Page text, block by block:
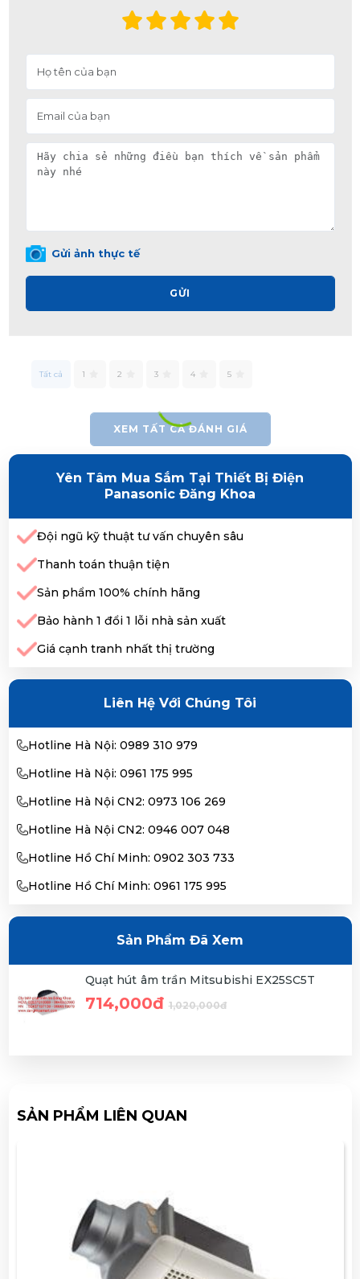
Gửi ảnh thực tế
GỬI
Tất cả 1 2 3 4 5
XEM TẤT CẢ ĐÁNH GIÁ
Yên Tâm Mua Sắm Tại Thiết Bị Điện
Panasonic Đăng Khoa
Đội ngũ kỹ thuật tư vấn chuyên sâu
Thanh toán thuận tiện
Sản phẩm 100% chính hãng
Bảo hành 1 đổi 1 lỗi nhà sản xuất
Giá cạnh tranh nhất thị trường
Liên Hệ Với Chúng Tôi
Hotline Hà Nội: 0989 310 979
Hotline Hà Nội: 0961 175 995
Hotline Hà Nội CN2: 0973 106 269
Hotline Hà Nội CN2: 0946 007 048
Hotline Hồ Chí Minh: 0902 303 733
Hotline Hồ Chí Minh: 0961 175 995
Sản Phẩm Đã Xem
Quạt hút âm trần Mitsubishi EX25SC5T
714,000đ 1,020,000đ
SẢN PHẨM LIÊN QUAN